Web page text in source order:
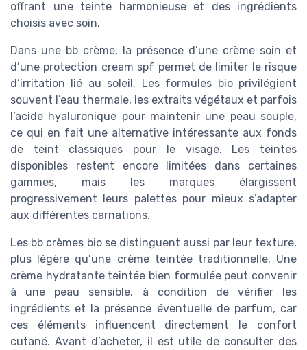
offrant une teinte harmonieuse et des ingrédients
choisis avec soin.
Dans une bb crème, la présence d’une crème soin et
d’une protection cream spf permet de limiter le risque
d’irritation lié au soleil. Les formules bio privilégient
souvent l’eau thermale, les extraits végétaux et parfois
l’acide hyaluronique pour maintenir une peau souple,
ce qui en fait une alternative intéressante aux fonds
de teint classiques pour le visage. Les teintes
disponibles restent encore limitées dans certaines
gammes, mais les marques élargissent
progressivement leurs palettes pour mieux s’adapter
aux différentes carnations.
Les bb crèmes bio se distinguent aussi par leur texture,
plus légère qu’une crème teintée traditionnelle. Une
crème hydratante teintée bien formulée peut convenir
à une peau sensible, à condition de vérifier les
ingrédients et la présence éventuelle de parfum, car
ces éléments influencent directement le confort
cutané. Avant d’acheter, il est utile de consulter des